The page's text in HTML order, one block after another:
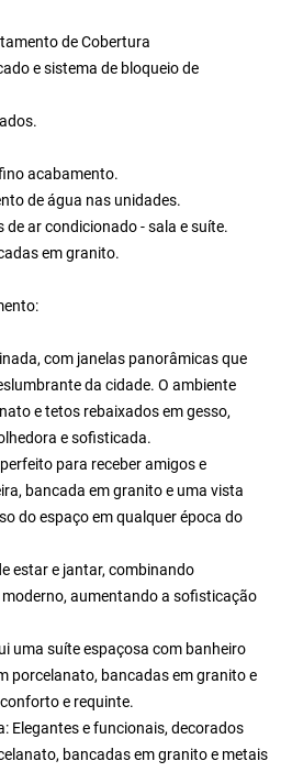
de Cobertura
e sistema de bloqueio de
acabamento.
de água nas unidades.
ar condicionado - sala e suíte.
em granito.
com janelas panorâmicas que
da cidade. O ambiente
e tetos rebaixados em gesso,
e sofisticada.
para receber amigos e
bancada em granito e uma vista
do espaço em qualquer época do
estar e jantar, combinando
aumentando a sofisticação
uma suíte espaçosa com banheiro
porcelanato, bancadas em granito e
e requinte.
Elegantes e funcionais, decorados
bancadas em granito e metais